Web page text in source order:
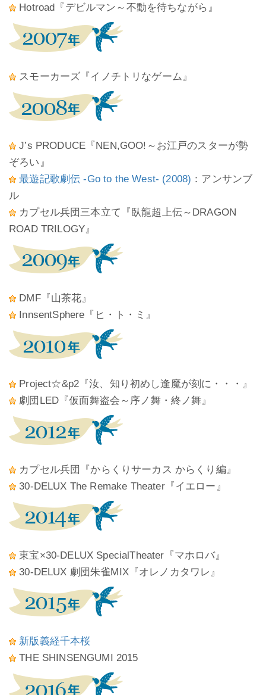
Hotroad『デビルマン～不動を待ちながら』
スモーカーズ『イノチトリなゲーム』
J’s PRODUCE『NEN,GOO!～お江戸のスターが勢
ぞろい』
最遊記歌劇伝 -Go to the West- (2008) ：アンサンブ
ル
カプセル兵団三本立て『臥龍超上伝～DRAGON
ROAD TRILOGY』
DMF『山茶花』
InnsentSphere『ヒ・ト・ミ』
Project☆&p2『汝、知り初めし逢魔が刻に・・・』
劇団LED『仮面舞盗会～序ノ舞・終ノ舞』
カプセル兵団『からくりサーカス からくり編』
30-DELUX The Remake Theater『イエロー』
東宝×30-DELUX SpecialTheater『マホロバ』
30-DELUX 劇団朱雀MIX『オレノカタワレ』
新版義経千本桜
THE SHINSENGUMI 2015